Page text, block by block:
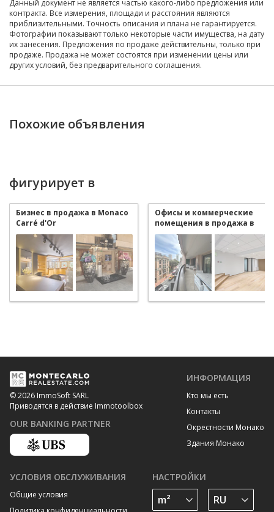
Данный документ не является частью какого-либо предложения или
контракта. Все измерения, площади и расстояния являются
приблизительными. Точность описания и плана не гарантируется.
Фотографии показывают только некоторые части имущества, на дату
их занесения. Предложения по продаже действительны, только при
продаже. Продажа не может состоятся при изменении цены или
других условий, без предварительного соглашения.
Похожие объявления
фигурирует в
Бизнес в продажа в Monaco
Carré d'Or
Офисы и коммерческие
помещения в продажа в
Monaco Carré d'Or
© 2026 ImmoSoft SARL
Приводятся в действие Immotoolbox
OUR BANKING PARTNER
ИНФОРМАЦИЯ
Кто мы есть
Контакты
Окрестности Монако
Здания Монако
УСЛОВИЯ ОБСЛУЖИВАНИЯ
Общие условия
НАСТРОЙКИ